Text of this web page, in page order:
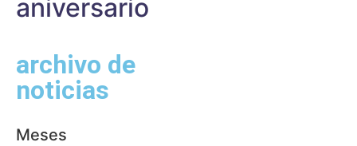
aniversario
archivo de
noticias
Meses